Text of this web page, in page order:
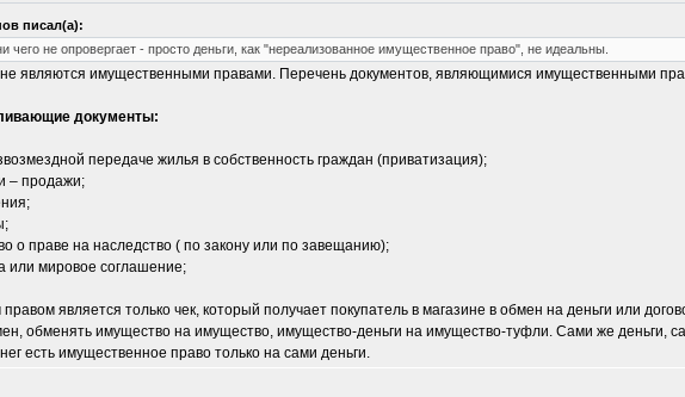
писал(а):
чего не опровергает - просто деньги, как "нереализованное имущественное право", не идеальны.
не являются имущественными правами. Перечень документов, являющимися имущественными
документы:
передаче жилья в собственность граждан (приватизация);
– продажи;
о праве на наследство ( по закону или по завещанию);
или мировое соглашение;
является только чек, который получает покупатель в магазине в обмен на деньги или
обменять имущество на имущество, имущество-деньги на имущество-туфли. Сами же деньги,
есть имущественное право только на сами деньги.